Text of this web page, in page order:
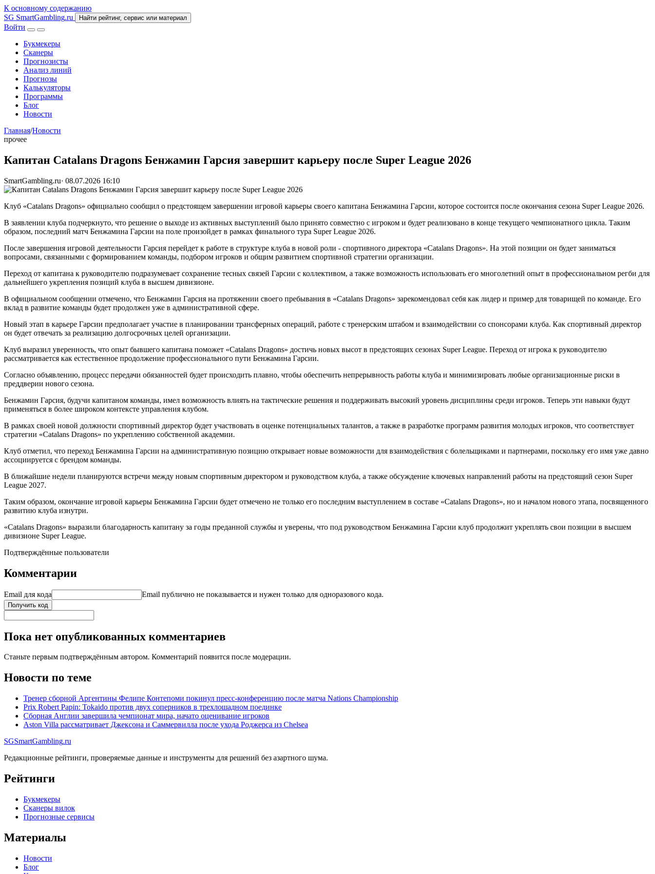
К основному содержанию
SG SmartGambling.ru Найти рейтинг, сервис или материал
Войти
Букмекеры
Сканеры
Прогнозисты
Анализ линий
Прогнозы
Калькуляторы
Программы
Блог
Новости
Главная/Новости
прочее
Капитан Catalans Dragons Бенжамин Гарсия завершит карьеру после Super League 2026
SmartGambling.ru· 08.07.2026 16:10
Клуб «Catalans Dragons» официально сообщил о предстоящем завершении игровой карьеры своего капитана Бенжамина Гарсии, которое состоится после окончания сезона Super League 2026.
В заявлении клуба подчеркнуто, что решение о выходе из активных выступлений было принято совместно с игроком и будет реализовано в конце текущего чемпионатного цикла. Таким
образом, последний матч Бенжамина Гарсии на поле произойдет в рамках финального тура Super League 2026.
После завершения игровой деятельности Гарсия перейдет к работе в структуре клуба в новой роли - спортивного директора «Catalans Dragons». На этой позиции он будет заниматься
вопросами, связанными с формированием команды, подбором игроков и общим развитием спортивной стратегии организации.
Переход от капитана к руководителю подразумевает сохранение тесных связей Гарсии с коллективом, а также возможность использовать его многолетний опыт в профессиональном регби для
дальнейшего укрепления позиций клуба в высшем дивизионе.
В официальном сообщении отмечено, что Бенжамин Гарсия на протяжении своего пребывания в «Catalans Dragons» зарекомендовал себя как лидер и пример для товарищей по команде. Его
вклад в развитие команды будет продолжен уже в административной сфере.
Новый этап в карьере Гарсии предполагает участие в планировании трансферных операций, работе с тренерским штабом и взаимодействии со спонсорами клуба. Как спортивный директор
он будет отвечать за реализацию долгосрочных целей организации.
Клуб выразил уверенность, что опыт бывшего капитана поможет «Catalans Dragons» достичь новых высот в предстоящих сезонах Super League. Переход от игрока к руководителю
рассматривается как естественное продолжение профессионального пути Бенжамина Гарсии.
Согласно объявлению, процесс передачи обязанностей будет происходить плавно, чтобы обеспечить непрерывность работы клуба и минимизировать любые организационные риски в
преддверии нового сезона.
Бенжамин Гарсия, будучи капитаном команды, имел возможность влиять на тактические решения и поддерживать высокий уровень дисциплины среди игроков. Теперь эти навыки будут
применяться в более широком контексте управления клубом.
В рамках своей новой должности спортивный директор будет участвовать в оценке потенциальных талантов, а также в разработке программ развития молодых игроков, что соответствует
стратегии «Catalans Dragons» по укреплению собственной академии.
Клуб отметил, что переход Бенжамина Гарсии на административную позицию открывает новые возможности для взаимодействия с болельщиками и партнерами, поскольку его имя уже давно
ассоциируется с брендом команды.
В ближайшие недели планируются встречи между новым спортивным директором и руководством клуба, а также обсуждение ключевых направлений работы на предстоящий сезон Super
League 2027.
Таким образом, окончание игровой карьеры Бенжамина Гарсии будет отмечено не только его последним выступлением в составе «Catalans Dragons», но и началом нового этапа, посвященного
развитию клуба изнутри.
«Catalans Dragons» выразили благодарность капитану за годы преданной службы и уверены, что под руководством Бенжамина Гарсии клуб продолжит укреплять свои позиции в высшем
дивизионе Super League.
Подтверждённые пользователи
Комментарии
Email для кода Email публично не показывается и нужен только для одноразового кода.
Получить код
Пока нет опубликованных комментариев
Станьте первым подтверждённым автором. Комментарий появится после модерации.
Новости по теме
Тренер сборной Аргентины Фелипе Контепоми покинул пресс-конференцию после матча Nations Championship
Prix Robert Papin: Tokaido против двух соперников в трехлошадном поединке
Сборная Англии завершила чемпионат мира, начато оценивание игроков
Aston Villa рассматривает Джексона и Саммервилла после ухода Роджерса из Chelsea
SGSmartGambling.ru
Редакционные рейтинги, проверяемые данные и инструменты для решений без азартного шума.
Рейтинги
Букмекеры
Сканеры вилок
Прогнозные сервисы
Материалы
Новости
Блог